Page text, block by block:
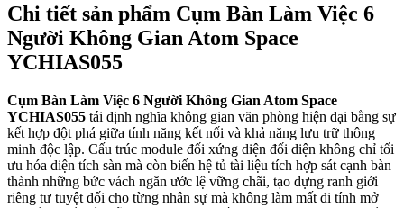
Chi tiết sản phẩm Cụm Bàn Làm Việc 6
Người Không Gian Atom Space
YCHIAS055
Cụm Bàn Làm Việc 6 Người Không Gian Atom Space
YCHIAS055 tái định nghĩa không gian văn phòng hiện đại bằng sự
kết hợp đột phá giữa tính năng kết nối và khả năng lưu trữ thông
minh độc lập. Cấu trúc module đối xứng diện đối diện không chỉ tối
ưu hóa diện tích sàn mà còn biến hệ tủ tài liệu tích hợp sát cạnh bàn
thành những bức vách ngăn ước lệ vững chãi, tạo dựng ranh giới
riêng tư tuyệt đối cho từng nhân sự mà không làm mất đi tính mở